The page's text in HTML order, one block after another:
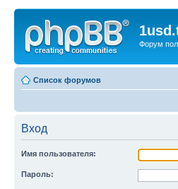
Форум
Список форумов
Вход
Имя пользователя:
Пароль: